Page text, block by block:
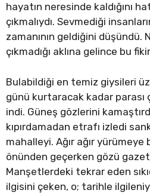
hayatın neresinde kaldığını
çıkmalıydı. Sevmediği
zamanının geldiğini düşündü.
çıkmadığı aklına gelince bu
Bulabildiği en temiz giysileri
günü kurtaracak kadar parası
indi. Güneş gözlerini
kıpırdamadan etrafı izledi
mahalleyi. Ağır ağır yürümeye
önünden geçerken gözü
Manşetlerdeki tekrar eden
ilgisini çeken, o; tarihle